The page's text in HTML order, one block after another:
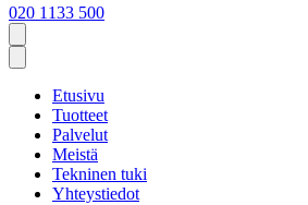
020 1133 500
Etusivu
Tuotteet
Palvelut
Meistä
Tekninen tuki
Yhteystiedot